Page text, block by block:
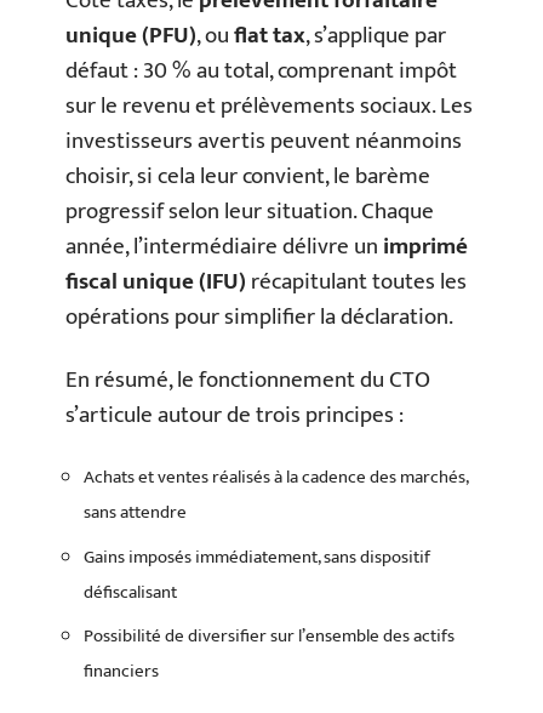
unique (PFU), ouflat tax, s’applique par
défaut : 30 % au total, comprenant impôt
sur le revenu et prélèvements sociaux. Les
investisseurs avertis peuvent néanmoins
choisir, si cela leur convient, le barème
progressif selon leur situation. Chaque
année, l’intermédiaire délivre unimprimé
fiscal unique (IFU)récapitulant toutes les
opérations pour simplifier la déclaration.
En résumé, le fonctionnement du CTO
s’articule autour de trois principes :
Achats et ventes réalisés à la cadence des marchés,
sans attendre
Gains imposés immédiatement, sans dispositif
défiscalisant
Possibilité de diversifier sur l’ensemble des actifs
financiers